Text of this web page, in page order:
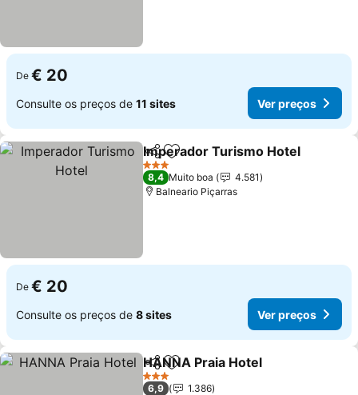
De € 20
Consulte os preços de 11 sites Ver preços
PartilharAdicionar aos favoritos
Imperador Turismo Hotel
3 Estrelas
8,4 Muito boa
4.581
Balneario Piçarras
De € 20
Consulte os preços de 8 sites Ver preços
PartilharAdicionar aos favoritos
HANNA Praia Hotel
3 Estrelas
6,9
1.386